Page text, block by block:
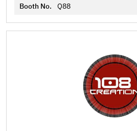
Booth No. Q88